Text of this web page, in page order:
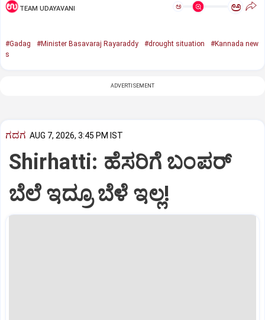
TEAM UDAYAVANI ಅ ಅ
#Gadag #Minister Basavaraj Rayaraddy #drought situation
#Kannada new
s
ADVERTISEMENT
ಗದಗ AUG 7, 2026, 3:45 PM IST
Shirhatti: ಹೆಸರಿಗೆ ಬಂಪರ್
ಬೆಲೆ ಇದ್ರೂ ಬೆಳೆ ಇಲ್ಲ!